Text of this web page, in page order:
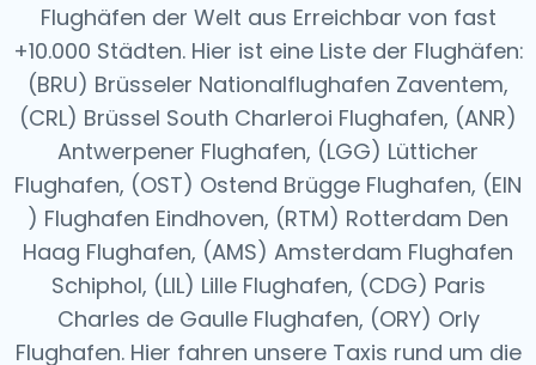
Flughäfen der Welt aus Erreichbar von fast
+10.000 Städten. Hier ist eine Liste der Flughäfen:
(BRU) Brüsseler Nationalflughafen Zaventem,
(CRL) Brüssel South Charleroi Flughafen, (ANR)
Antwerpener Flughafen, (LGG) Lütticher
Flughafen, (OST) Ostend Brügge Flughafen, (EIN
) Flughafen Eindhoven, (RTM) Rotterdam Den
Haag Flughafen, (AMS) Amsterdam Flughafen
Schiphol, (LIL) Lille Flughafen, (CDG) Paris
Charles de Gaulle Flughafen, (ORY) Orly
Flughafen. Hier fahren unsere Taxis rund um die